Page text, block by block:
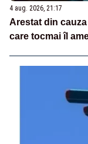
4 aug. 2026, 21:17
Arestat din
care tocmai îl